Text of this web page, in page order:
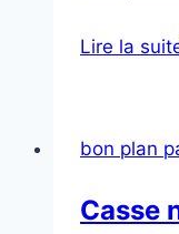
Lire la
bon plan
Casse